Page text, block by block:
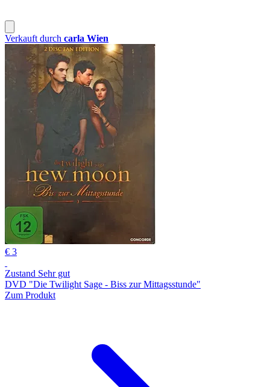
Verkauft durch carla Wien
€ 3
Zustand Sehr gut
DVD "Die Twilight Sage - Biss zur Mittagsstunde"
Zum Produkt